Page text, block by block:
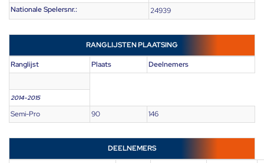
Nationale Spelersnr.:
24939
RANGLIJSTEN PLAATSING
Ranglijst Plaats Deelnemers
2014-2015
Semi-Pro 90 146
DEELNEMERS